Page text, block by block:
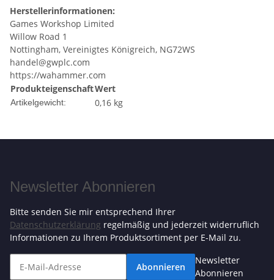
Herstellerinformationen:
Games Workshop Limited
Willow Road 1
Nottingham, Vereinigtes Königreich, NG72WS
handel@gwplc.com
https://wahammer.com
ProdukteigenschaftWert
Artikelgewicht: 0,16 kg
Newsletter Abonnieren
Bitte senden Sie mir entsprechend Ihrer
Datenschutzerklärung regelmäßig und jederzeit widerruflich
Informationen zu Ihrem Produktsortiment per E-Mail zu.
Abonnieren
Newsletter
Abonnieren